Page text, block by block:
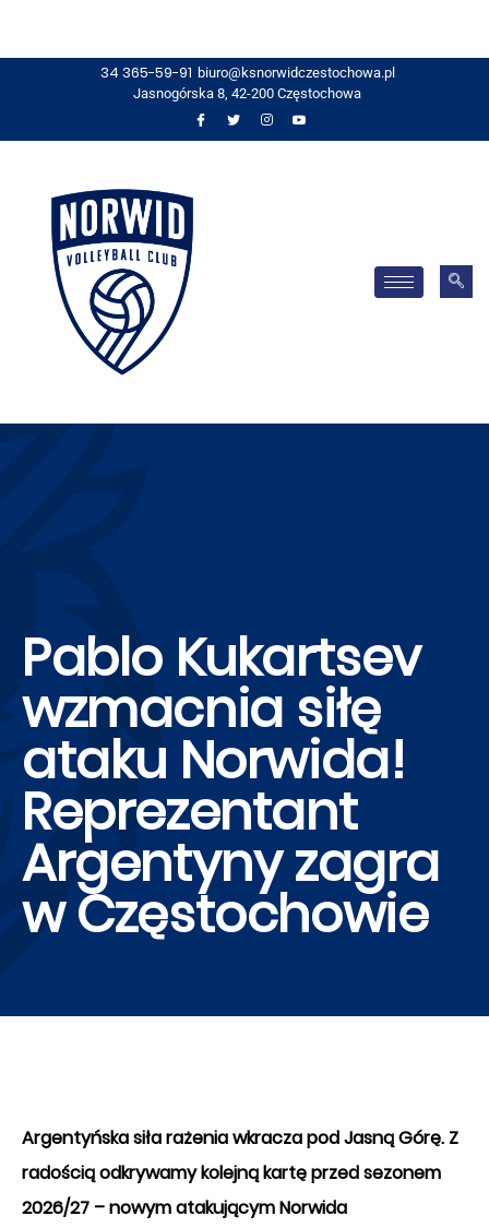
34 365-59-91 biuro@ksnorwidczestochowa.pl
Jasnogórska 8, 42-200 Częstochowa
Pablo Kukartsev
wzmacnia siłę
ataku Norwida!
Reprezentant
Argentyny zagra
w Częstochowie
Argentyńska siła rażenia wkracza pod Jasną Górę. Z
radością odkrywamy kolejną kartę przed sezonem
2026/27 – nowym atakującym Norwida